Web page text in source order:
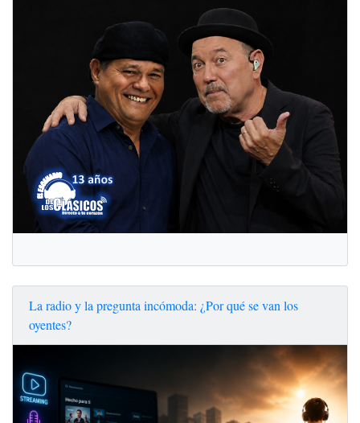
La radio y la pregunta incómoda: ¿Por qué se van los
oyentes?